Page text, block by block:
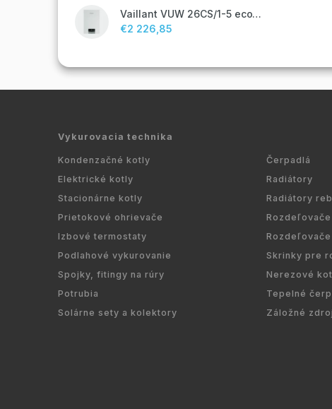
Vaillant VUW 26CS/1-5 ecoTEC plus IoniDetect - s prietokovým ohrevom TV
€2 226,85
Vykurovacia technika
Kondenzačné kotly
Elektrické kotly
Stacionárne kotly
Prietokové ohrievače
Izbové termostaty
Podlahové vykurovanie
Spojky, fitingy na rúry
Potrubia
Solárne sety a kolektory
Čerpadlá
Radiátory
Radiátory
Skrinky pre
Nerezové
Tepelné
Záložné